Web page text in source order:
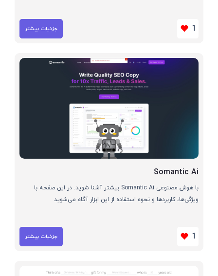
1 جزئیات بیشتر
Somantic Ai
با هوش مصنوعی Somantic Ai بیشتر آشنا شوید. در این صفحه با
ویژگی‌ها، کاربردها و نحوه استفاده از این ابزار آگاه می‌شوید
1 جزئیات بیشتر